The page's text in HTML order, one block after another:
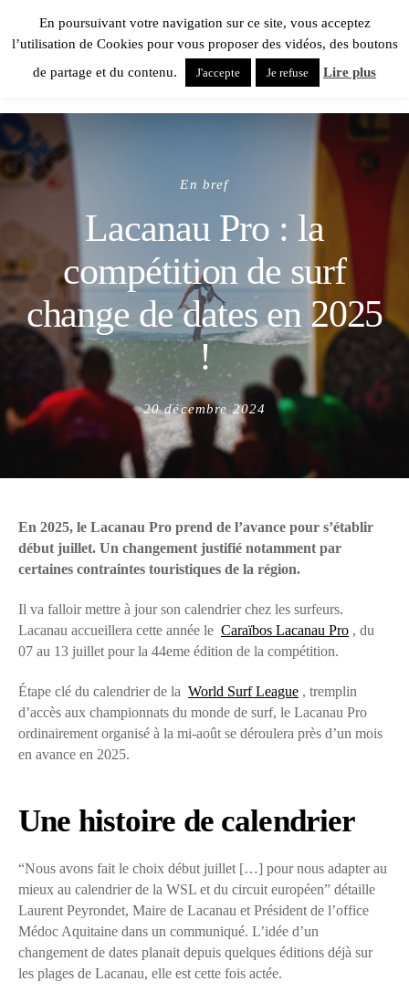
En bref
Lacanau Pro : la
compétition de surf
change de dates en 2025
!
Posted
on
20 décembre 2024
En 2025, le Lacanau Pro prend de l’avance pour s’établir
début juillet. Un changement justifié notamment par
certaines contraintes touristiques de la région.
Il va falloir mettre à jour son calendrier chez les surfeurs.
Lacanau accueillera cette année le Caraïbos Lacanau Pro , du
07 au 13 juillet pour la 44eme édition de la compétition.
Étape clé du calendrier de la World Surf League , tremplin
d’accès aux championnats du monde de surf, le Lacanau Pro
ordinairement organisé à la mi-août se déroulera près d’un mois
en avance en 2025.
Une histoire de calendrier
“Nous avons fait le choix début juillet […] pour nous adapter au
mieux au calendrier de la WSL et du circuit européen” détaille
Laurent Peyrondet, Maire de Lacanau et Président de l’office
Médoc Aquitaine dans un communiqué. L’idée d’un
changement de dates planait depuis quelques éditions déjà sur
les plages de Lacanau, elle est cette fois actée.
En poursuivant votre navigation sur ce site, vous acceptez
l’utilisation de Cookies pour vous proposer des vidéos, des boutons
de partage et du contenu.
J'accepte Je refuse Lire plus